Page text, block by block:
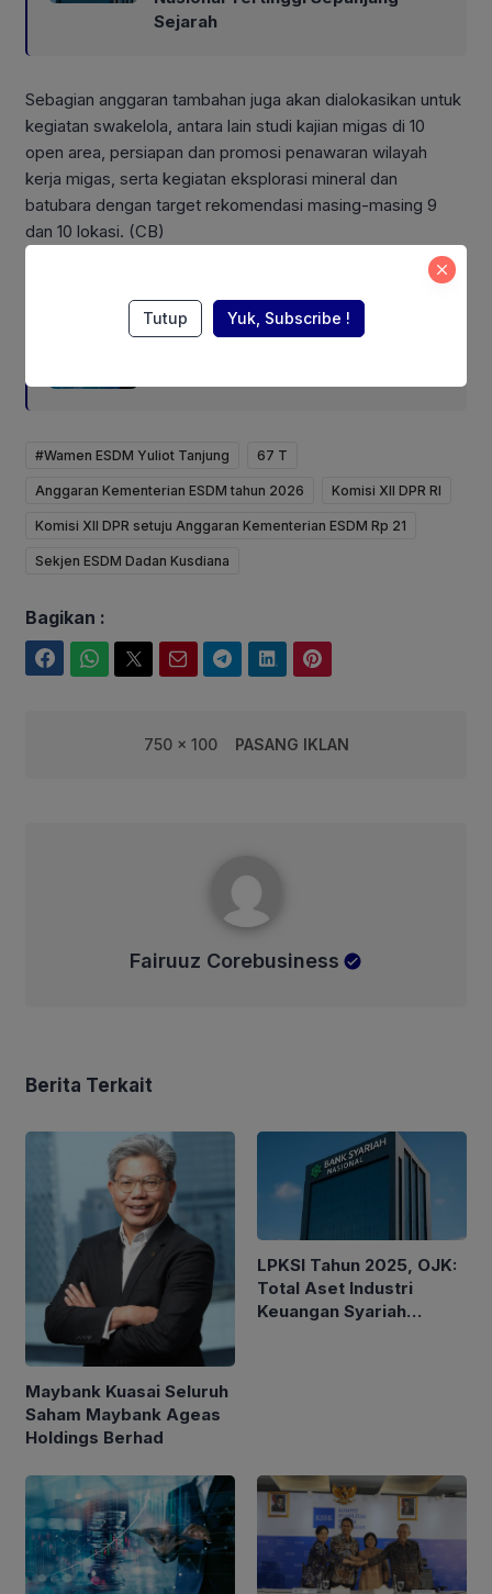
Sejarah
Sebagian anggaran tambahan juga akan dialokasikan untuk
kegiatan swakelola, antara lain studi kajian migas di 10
open area, persiapan dan promosi penawaran wilayah
kerja migas, serta kegiatan eksplorasi mineral dan
batubara dengan target rekomendasi masing-masing 9
dan 10 lokasi. (CB)
Pertumbuhan Ekonomi RI Triwulan
#Wamen ESDM Yuliot Tanjung 67 T
Anggaran Kementerian ESDM tahun 2026 Komisi XII DPR RI
Komisi XII DPR setuju Anggaran Kementerian ESDM Rp 21
Sekjen ESDM Dadan Kusdiana
Bagikan :
750 x 100 PASANG IKLAN
Fairuuz Corebusiness
Berita Terkait
Maybank Kuasai Seluruh
Saham Maybank Ageas
Holdings Berhad
LPKSI Tahun 2025, OJK:
Total Aset Industri
Keuangan Syariah
Tutup Yuk, Subscribe !